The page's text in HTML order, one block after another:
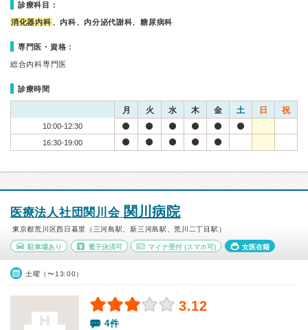
診療科目：
消化器内科 、内科、内分泌代謝科、糖尿病科
専門医・資格：
総合内科専門医
診療時間
月 火 水 木 金 土 日 祝
10:00-12:30
16:30-19:00
医療法人社団関川会 関川病院
東京都荒川区西日暮里（三河島駅、新三河島駅、荒川二丁目駅）
駐車場あり 電子決済可 マイナ受付 (スマホ可) 女医在籍
土曜（〜13:00）
3.12
4件